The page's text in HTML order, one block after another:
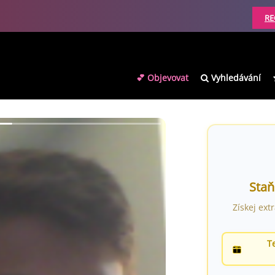
💕 Objevovat Vyhledávání
Získej